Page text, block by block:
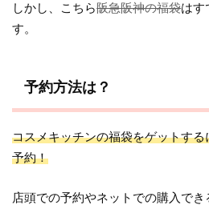
しかし、こちら阪急阪神の福袋はす
す。
予約方法は？
コスメキッチンの福袋をゲットす
予約！
店頭での予約やネットでの購入で